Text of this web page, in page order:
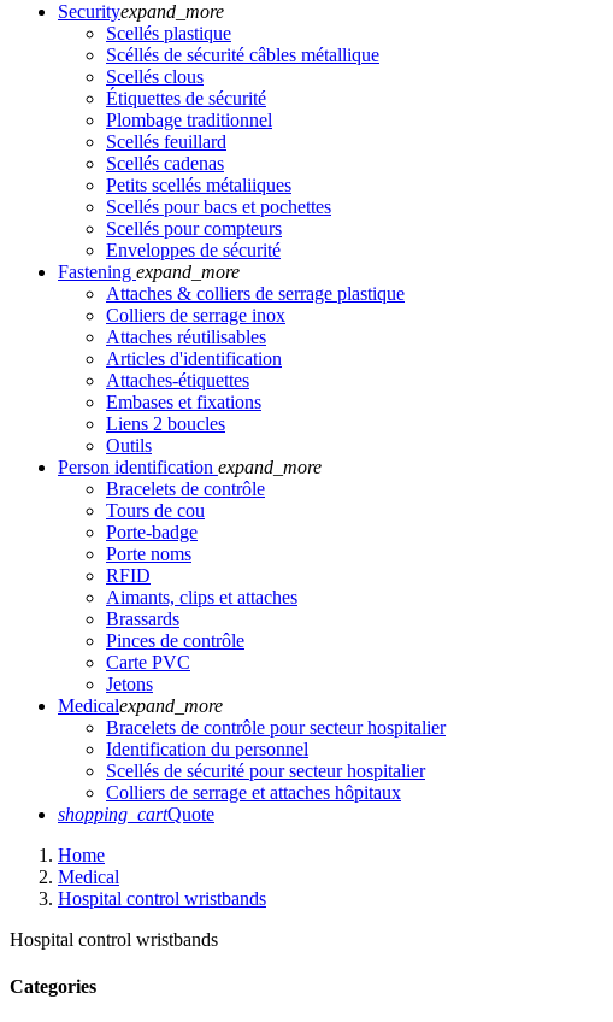
Securityexpand_more
Scellés plastique
Scéllés de sécurité câbles métallique
Scellés clous
Étiquettes de sécurité
Plombage traditionnel
Scellés feuillard
Scellés cadenas
Petits scellés métaliiques
Scellés pour bacs et pochettes
Scellés pour compteurs
Enveloppes de sécurité
Fastening expand_more
Attaches & colliers de serrage plastique
Colliers de serrage inox
Attaches réutilisables
Articles d'identification
Attaches-étiquettes
Embases et fixations
Liens 2 boucles
Outils
Person identification expand_more
Bracelets de contrôle
Tours de cou
Porte-badge
Porte noms
RFID
Aimants, clips et attaches
Brassards
Pinces de contrôle
Carte PVC
Jetons
Medicalexpand_more
Bracelets de contrôle pour secteur hospitalier
Identification du personnel
Scellés de sécurité pour secteur hospitalier
Colliers de serrage et attaches hôpitaux
shopping_cartQuote
Home
Medical
Hospital control wristbands
Hospital control wristbands
Categories